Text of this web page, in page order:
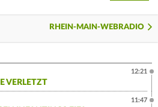
RHEIN-MAIN-WEBRADIO
VERLETZT
12:21
11:47